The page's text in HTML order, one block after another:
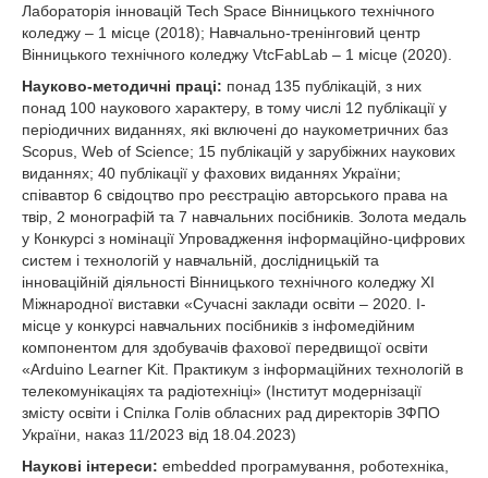
Лабораторія інновацій Tech Space Вінницького технічного
коледжу – 1 місце (2018); Навчально-тренінговий центр
Вінницького технічного коледжу VtcFabLab – 1 місце (2020).
Науково-методичні праці: понад 135 публікацій, з них
понад 100 наукового характеру, в тому числі 12 публікації у
періодичних виданнях, які включені до наукометричних баз
Scopus, Web of Science; 15 публікацій у зарубіжних наукових
виданнях; 40 публікації у фахових виданнях України;
співавтор 6 свідоцтво про реєстрацію авторського права на
твір, 2 монографій та 7 навчальних посібників. Золота медаль
у Конкурсі з номінації Упровадження інформаційно-цифрових
систем і технологій у навчальній, дослідницькій та
інноваційній діяльності Вінницького технічного коледжу XI
Міжнародної виставки «Сучасні заклади освіти – 2020. І-
місце у конкурсі навчальних посібників з інфомедійним
компонентом для здобувачів фахової передвищої освіти
«Arduino Learner Kit. Практикум з інформаційних технологій в
телекомунікаціях та радіотехніці» (Інститут модернізації
змісту освіти і Спілка Голів обласних рад директорів ЗФПО
України, наказ 11/2023 від 18.04.2023)
Наукові інтереси: embedded програмування, роботехніка,